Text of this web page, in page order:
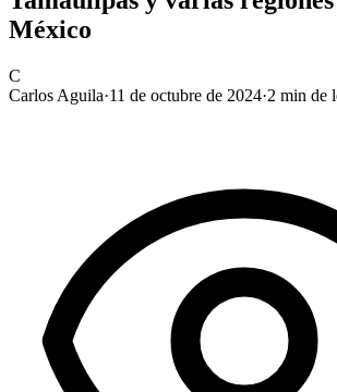
México
C
Carlos Aguila·11 de octubre de 2024·2 min de